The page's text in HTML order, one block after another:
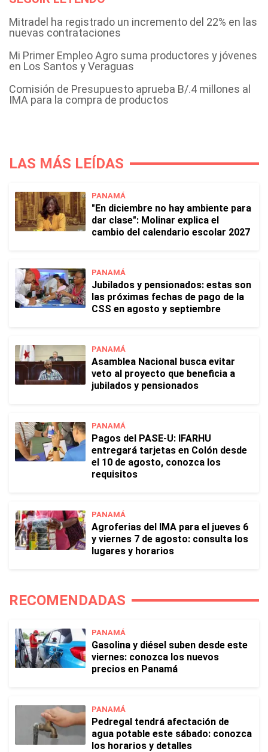
Mitradel ha registrado un incremento del 22% en las
nuevas contrataciones
Mi Primer Empleo Agro suma productores y jóvenes
en Los Santos y Veraguas
Comisión de Presupuesto aprueba B/.4 millones al
IMA para la compra de productos
LAS MÁS LEÍDAS
PANAMÁ
"En diciembre no hay ambiente para
dar clase": Molinar explica el
cambio del calendario escolar 2027
PANAMÁ
Jubilados y pensionados: estas son
las próximas fechas de pago de la
CSS en agosto y septiembre
PANAMÁ
Asamblea Nacional busca evitar
veto al proyecto que beneficia a
jubilados y pensionados
PANAMÁ
Pagos del PASE-U: IFARHU
entregará tarjetas en Colón desde
el 10 de agosto, conozca los
requisitos
PANAMÁ
Agroferias del IMA para el jueves 6
y viernes 7 de agosto: consulta los
lugares y horarios
RECOMENDADAS
PANAMÁ
Gasolina y diésel suben desde este
viernes: conozca los nuevos
precios en Panamá
PANAMÁ
Pedregal tendrá afectación de
agua potable este sábado: conozca
los horarios y detalles